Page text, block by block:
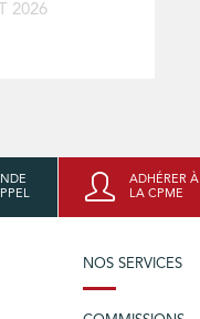
2026
ADHÉRER À
LA CPME
NOS SERVICES